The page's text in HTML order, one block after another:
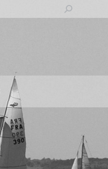
Recherche
: